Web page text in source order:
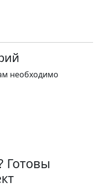
необходимо
Готовы